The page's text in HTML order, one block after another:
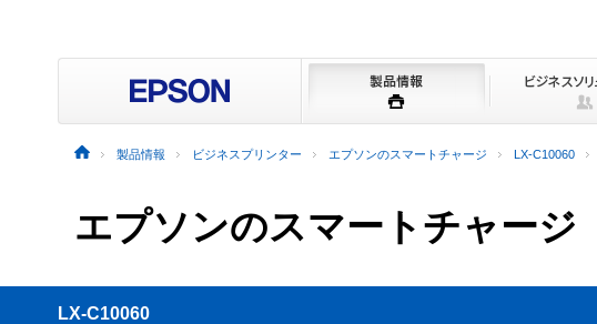
製品情報 ビジネスプリンター エプソンのスマートチャージ LX-C10060
エプソンのスマートチャージ
LX-C10060